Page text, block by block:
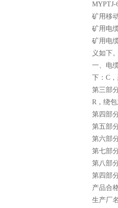
MYPTJ-
矿用移
矿用电
矿用电
义如下
一、电
下：C
第三部
R，绕
第四部
第五部
第六部
第七部
第八部
第四部
产品合
生产厂